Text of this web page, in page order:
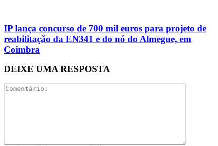
IP lança concurso de 700 mil euros para projeto de
reabilitação da EN341 e do nó do Almegue, em
Coimbra
DEIXE UMA RESPOSTA